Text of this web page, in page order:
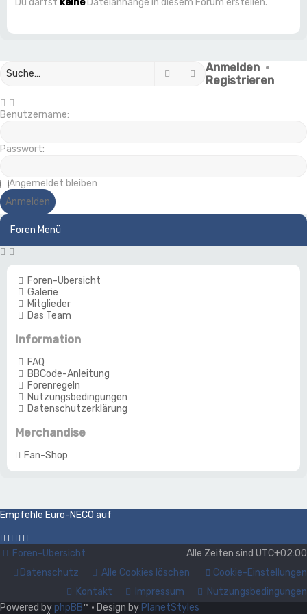
Du darfst keineDateianhänge in diesem Forum erstellen.
Suche Erweiterte Suche
Anmelden •
Registrieren
Benutzername:
Passwort:
Angemeldet bleiben
Foren Menü
Foren-Übersicht
Galerie
Mitglieder
Das Team
Information
FAQ
BBCode-Anleitung
Forenregeln
Nutzungsbedingungen
Datenschutzerklärung
Merchandise
Fan-Shop
Empfehle Euro-NECO auf
Foren-Übersicht Alle Zeiten sind UTC+02:00
Cookie-Einstellungen
Alle Cookies löschen
Datenschutz
Nutzungsbedingungen
Impressum
Kontakt
Powered by phpBB™ • Design by PlanetStyles